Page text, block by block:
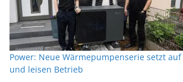
Power: Neue Wärmepumpenserie setzt
und leisen Betrieb